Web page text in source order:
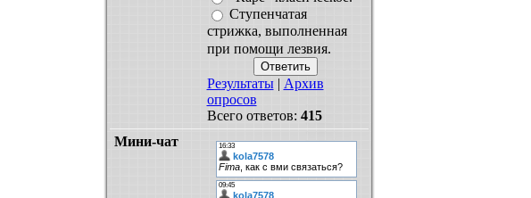
Ступенчатая
стрижка, выполненная
при помощи лезвия.
Результаты| Архив
опросов
Всего ответов: 415
Мини-чат